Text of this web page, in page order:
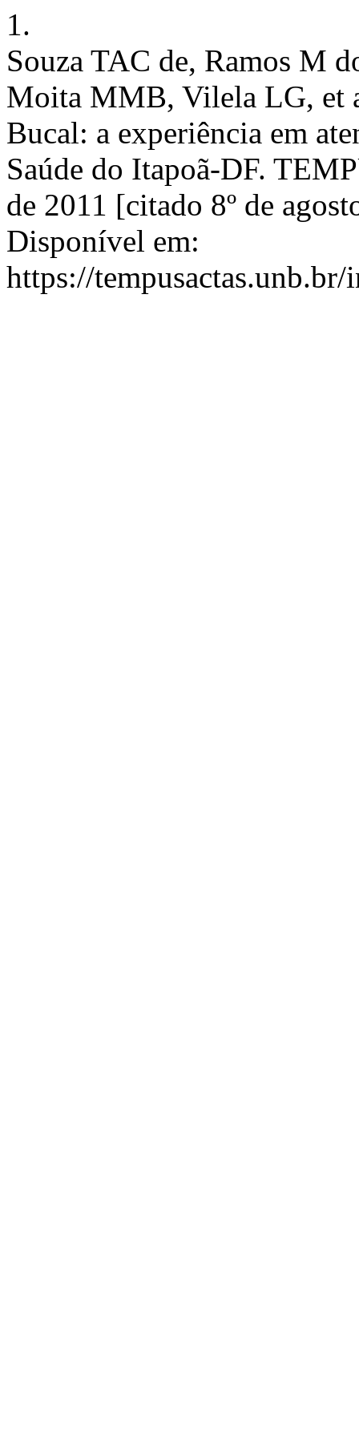
1.
Souza TAC de, Ramos M
Moita MMB, Vilela LG, et
Bucal: a experiência em
Saúde do Itapoã-DF.
de 2011 [citado 8º de
Disponível em:
https://